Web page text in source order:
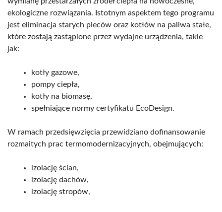
ekologiczne rozwiązania. Istotnym aspektem tego programu
jest eliminacja starych pieców oraz kotłów na paliwa stałe,
które zostają zastąpione przez wydajne urządzenia, takie
jak:
kotły gazowe,
pompy ciepła,
kotły na biomasę,
spełniające normy certyfikatu EcoDesign.
W ramach przedsięwzięcia przewidziano dofinansowanie
rozmaitych prac termomodernizacyjnych, obejmujących:
izolację ścian,
izolację dachów,
izolację stropów,